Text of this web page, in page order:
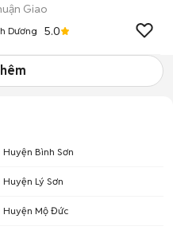
Giao
Dương 5.0
Huyện Bình Sơn
Huyện Lý Sơn
Huyện Mộ Đức